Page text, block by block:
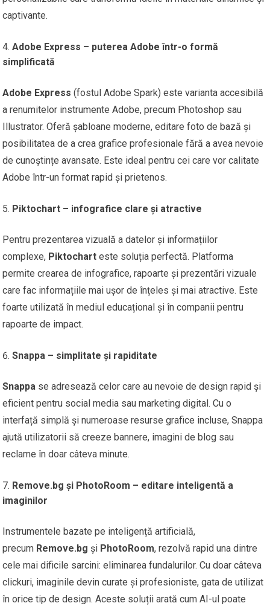
captivante.
Adobe Express – puterea Adobe într-o formă
simplificată
Adobe Express (fostul Adobe Spark) este varianta accesibilă
a renumitelor instrumente Adobe, precum Photoshop sau
Illustrator. Oferă șabloane moderne, editare foto de bază și
posibilitatea de a crea grafice profesionale fără a avea nevoie
de cunoștințe avansate. Este ideal pentru cei care vor calitate
Adobe într-un format rapid și prietenos.
Piktochart – infografice clare și atractive
Pentru prezentarea vizuală a datelor și informațiilor
complexe, Piktochart este soluția perfectă. Platforma
permite crearea de infografice, rapoarte și prezentări vizuale
care fac informațiile mai ușor de înțeles și mai atractive. Este
foarte utilizată în mediul educațional și în companii pentru
rapoarte de impact.
Snappa – simplitate și rapiditate
Snappa se adresează celor care au nevoie de design rapid și
eficient pentru social media sau marketing digital. Cu o
interfață simplă și numeroase resurse grafice incluse, Snappa
ajută utilizatorii să creeze bannere, imagini de blog sau
reclame în doar câteva minute.
Remove.bg și PhotoRoom – editare inteligentă a
imaginilor
Instrumentele bazate pe inteligență artificială,
precum Remove.bg și PhotoRoom, rezolvă rapid una dintre
cele mai dificile sarcini: eliminarea fundalurilor. Cu doar câteva
clickuri, imaginile devin curate și profesioniste, gata de utilizat
în orice tip de design. Aceste soluții arată cum AI-ul poate